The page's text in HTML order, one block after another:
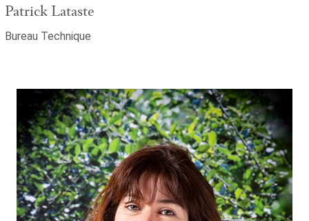
Patrick Lataste
Bureau Technique